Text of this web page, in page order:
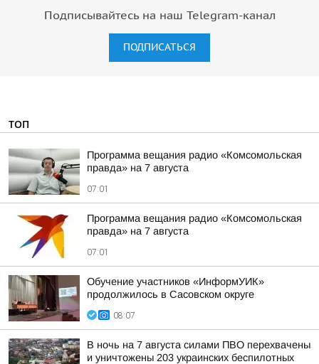
Подписывайтесь на наш Telegram-канал
ПОДПИСАТЬСЯ
ТОП
Программа вещания радио «Комсомольская
правда» на 7 августа
07:01
Программа вещания радио «Комсомольская
правда» на 7 августа
07:01
Обучение участников «ИнформУИК»
продолжилось в Сасовском округе
08:07
В ночь на 7 августа силами ПВО перехвачены
и уничтожены 203 украинских беспилотных